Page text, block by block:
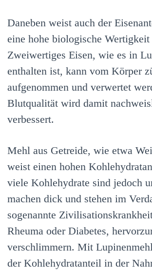
Daneben weist auch der
eine hohe biologische Wertigkeit
Zweiwertiges Eisen, wie es in
enthalten ist, kann vom Körper
aufgenommen und verwertet
Blutqualität wird damit
verbessert.
Mehl aus Getreide, wie etwa
weist einen hohen
viele Kohlehydrate sind jedoch
machen dick und stehen im
sogenannte
Rheuma oder Diabetes,
verschlimmern. Mit
der Kohlehydratanteil in der